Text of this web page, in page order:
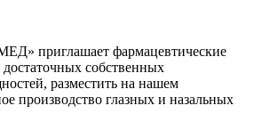
приглашает фармацевтические
собственных
разместить на нашем
производство глазных и назальных